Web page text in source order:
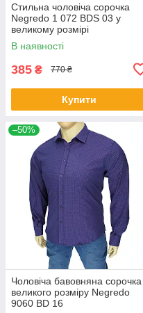
Стильна чоловіча сорочка
Negredo 1 072 BDS 03 у
великому розмірі
В наявності
385 ₴ 770 ₴
Купити
–50%
Чоловіча бавовняна сорочка
великого розміру Negredo
9060 BD 16